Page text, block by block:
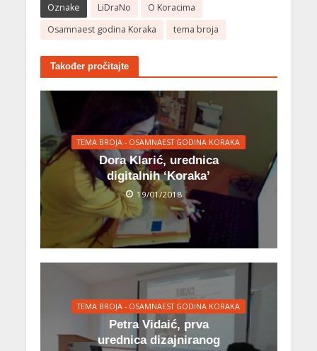
Oznake LiDraNo
O Koracima
Osamnaest godina Koraka
tema broja
Također pročitajte
TEMA BROJA - OSAMNAEST GODINA KORAKA
Dora Klarić, urednica
digitalnih ‘Koraka’
19/01/2018
TEMA BROJA - OSAMNAEST GODINA KORAKA
Petra Vidaić, prva
urednica dizajniranog